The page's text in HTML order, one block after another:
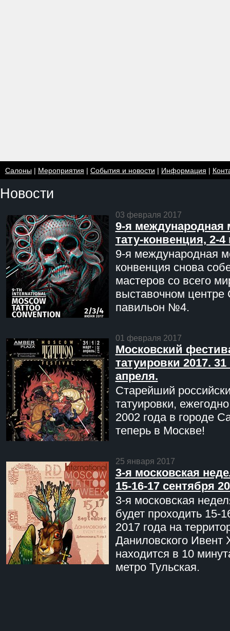
Салоны| Мероприятия | События и новости | Информация |
Новости
03 февраля 2017
9-я международная
тату-конвенция, 2-
9-я международная
конвенция снова
мастеров со всего
выставочном центре
павильон №4.
01 февраля 2017
Московский
татуировки 2017. 31
апреля.
Старейший
татуировки,
2002 года в городе
теперь в Москве!
25 января 2017
3-я московская
15-16-17 сентября
3-я московская
будет проходить 15-
2017 года на
Даниловского Ивент
находится в 10
метро Тульская.